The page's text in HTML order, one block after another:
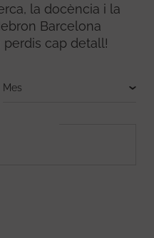
la docència i la
Barcelona
perdis cap detall!